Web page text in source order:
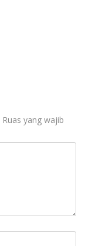
Ruas yang wajib